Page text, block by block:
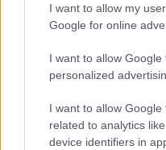
I want to allow my
Google for online
I want to allow Google
personalized
I want to allow
related to analytics
device identifiers in
LEGOLVASOTTABB
Indul a
erősítő